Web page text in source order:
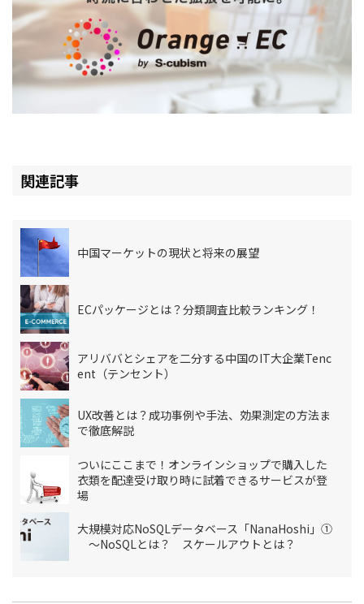
関連記事
中国マーケットの現状と将来の展望
ECパッケージとは？分類調査比較ランキング！
アリババとシェアを二分する中国のIT大企業Tenc
ent（テンセント）
UX改善とは？成功事例や手法、効果測定の方法ま
で徹底解説
ついにここまで！オンラインショップで購入した
衣類を配達受け取り時に試着できるサービスが登
場
大規模対応NoSQLデータベース「NanaHoshi」①
～NoSQLとは？ スケールアウトとは？